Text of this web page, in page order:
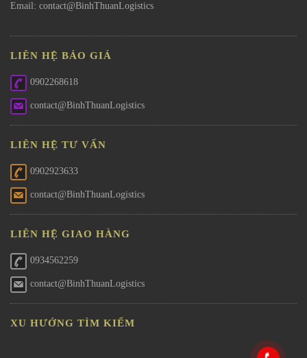
Email: contact@BinhThuanLogistics
LIÊN HỆ BÁO GIÁ
0902268618
contact@BinhThuanLogistics
LIÊN HỆ TƯ VẤN
0902923633
contact@BinhThuanLogistics
LIÊN HỆ GIAO HÀNG
0934562259
contact@BinhThuanLogistics
XU HƯỚNG TÌM KIẾM